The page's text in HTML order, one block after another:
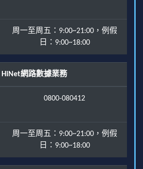
周一至周五：9:00~21:00，例假
日：9:00~18:00
HiNet網路數據業務
0800-080412
周一至周五：9:00~21:00，例假
日：9:00~18:00